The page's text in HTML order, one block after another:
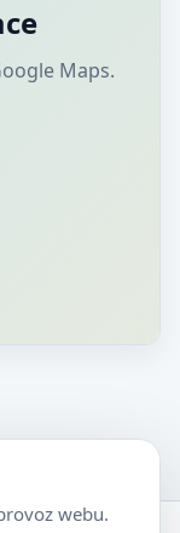
Maps.
webu.